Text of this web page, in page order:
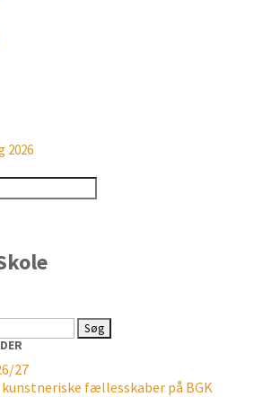
2026
27
kunstneriske fællesskaber på BGK